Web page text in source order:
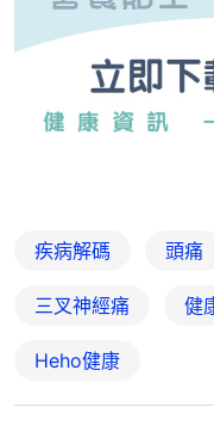
疾病解碼 頭痛
三叉神經痛 健
Heho健康